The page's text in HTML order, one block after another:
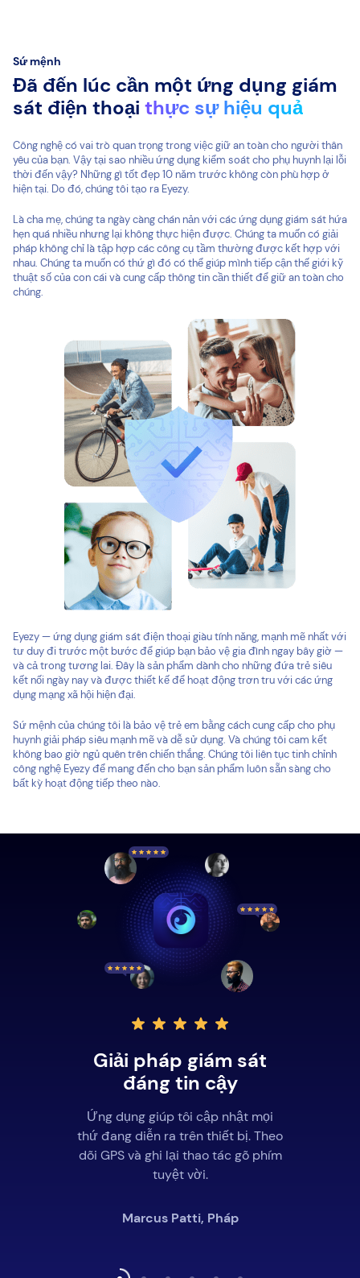
Sứ mệnh
Đã đến lúc cần một ứng dụng giám
sát điện thoại thực sự hiệu quả
Công nghệ có vai trò quan trọng trong việc giữ an toàn cho người thân
yêu của bạn. Vậy tại sao nhiều ứng dụng kiểm soát cho phụ huynh lại lỗi
thời đến vậy? Những gì tốt đẹp 10 năm trước không còn phù hợp ở
hiện tại. Do đó, chúng tôi tạo ra Eyezy.
Là cha mẹ, chúng ta ngày càng chán nản với các ứng dụng giám sát hứa
hẹn quá nhiều nhưng lại không thực hiện được. Chúng ta muốn có giải
pháp không chỉ là tập hợp các công cụ tầm thường được kết hợp với
nhau. Chúng ta muốn có thứ gì đó có thể giúp mình tiếp cận thế giới kỹ
thuật số của con cái và cung cấp thông tin cần thiết để giữ an toàn cho
chúng.
Eyezy — ứng dụng giám sát điện thoại giàu tính năng, mạnh mẽ nhất với
tư duy đi trước một bước để giúp bạn bảo vệ gia đình ngay bây giờ —
và cả trong tương lai. Đây là sản phẩm dành cho những đứa trẻ siêu
kết nối ngày nay và được thiết kế để hoạt động trơn tru với các ứng
dụng mạng xã hội hiện đại.
Sứ mệnh của chúng tôi là bảo vệ trẻ em bằng cách cung cấp cho phụ
huynh giải pháp siêu mạnh mẽ và dễ sử dụng. Và chúng tôi cam kết
không bao giờ ngủ quên trên chiến thắng. Chúng tôi liên tục tinh chỉnh
công nghệ Eyezy để mang đến cho bạn sản phẩm luôn sẵn sàng cho
bất kỳ hoạt động tiếp theo nào.
Giải pháp giám sát
đáng tin cậy
Ứng dụng giúp tôi cập nhật mọi
thứ đang diễn ra trên thiết bị. Theo
dõi GPS và ghi lại thao tác gõ phím
tuyệt vời.
Marcus Patti, Pháp